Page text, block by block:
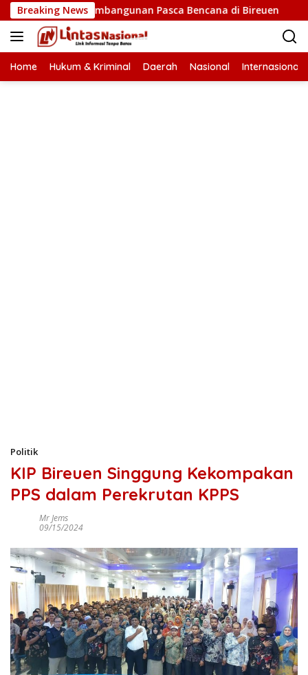
Langsung
ke
konten
Breaking News
Pembangunan Pasca Bencana di Bireuen
Home Hukum & Kriminal Daerah Nasional Internasional
Politik
KIP Bireuen Singgung Kekompakan
PPS dalam Perekrutan KPPS
Mr Jems
09/15/2024